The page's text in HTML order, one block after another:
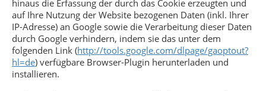
hinaus die Erfassung der durch das Cookie erzeugten und
auf Ihre Nutzung der Website bezogenen Daten (inkl. Ihrer
IP-Adresse) an Google sowie die Verarbeitung dieser Daten
durch Google verhindern, indem sie das unter dem
folgenden Link (http://tools.google.com/dlpage/gaoptout?
hl=de) verfügbare Browser-Plugin herunterladen und
installieren.